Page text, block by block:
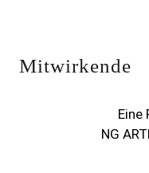
Mitwirkende
Eine
NG